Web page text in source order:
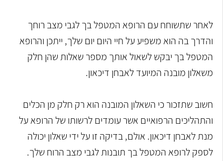
לאחר שתשוחח עם הרופא המטפל בך לגבי מצב רוחך
והדרך בה הוא משפיע על חיי היום יום שלך, ייתכן והרופא
המטפל בך יבקש לשאול אותך מספר שאלות שהן חלק
משאלון מובנה המיועד לאבחן דיכאון.
חשוב שתזכור כי השאלון המובנה הוא רק חלק מן הכלים
והתהליכים הרפואיים אשר עומדים לרשותו של הרופא על
מנת לאבחן דיכאון. אולם, בדיקה זו על ידי שאלון יכולה
לספק לרופא המטפל בך תובנות לגבי מצב הרוח שלך.